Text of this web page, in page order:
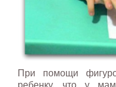
При помощи